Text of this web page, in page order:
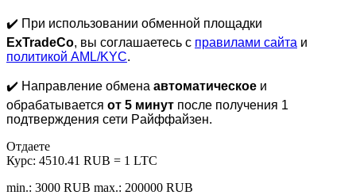
✔️ При использовании обменной площадки
ExTradeCo, вы соглашаетесь с правилами сайта и
политикой AML/KYC.
✔️ Направление обмена автоматическое и
обрабатывается от 5 минут после получения 1
подтверждения сети Paйффaйзeн.
Отдаете
Курс: 4510.41 RUB = 1 LTC
min.: 3000 RUB max.: 200000 RUB